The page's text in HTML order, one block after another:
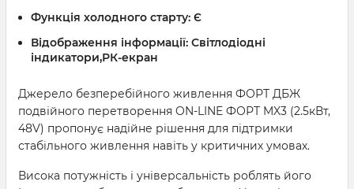
Функція холодного старту: Є
Відображення інформації: Світлодіодні
індикатори,РК-екран
Джерело безперебійного живлення ФОРТ ДБЖ
подвійного перетворення ON-LINE ФОРТ MX3 (2.5кВт,
48V) пропонує надійне рішення для підтримки
стабільного живлення навіть у критичних умовах.
Висока потужність і універсальність роблять його